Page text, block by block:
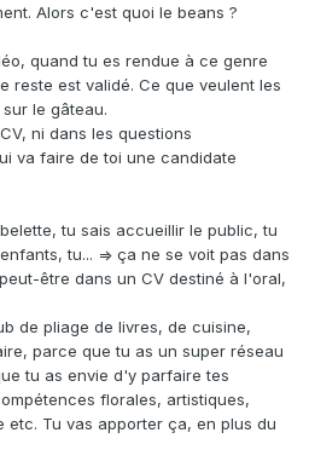
Alors c'est quoi le beans ?
quand tu es rendue à ce genre
reste est validé. Ce que veulent les
le gâteau.
ni dans les questions
va faire de toi une candidate
tu sais accueillir le public, tu
tu... => ça ne se voit pas dans
être dans un CV destiné à l'oral,
de pliage de livres, de cuisine,
parce que tu as un super réseau
tu as envie d'y parfaire tes
florales, artistiques,
etc. Tu vas apporter ça, en plus du